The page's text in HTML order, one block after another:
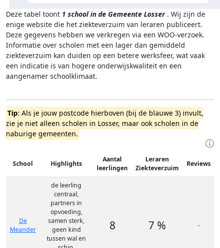
Deze tabel toont 1 school in de Gemeente Losser . Wij zijn de
enige website die het ziekteverzuim van leraren publiceert.
Deze gegevens hebben we verkregen via een WOO-verzoek.
Informatie over scholen met een lager dan gemiddeld
ziekteverzuim kan duiden op een betere werksfeer, wat vaak
een indicatie is van hogere onderwijskwaliteit en een
aangenamer schoolklimaat.
Tip: Als je jouw postcode hierboven (bij de blauwe 3) invult,
zie je niet alleen scholen in Losser, maar ook scholen in de
naburige gemeenten.
ⓘ
School Highlights
Aantal
leerlingen
Leraren
Ziekteverzuim
Reviews
De
Meander
de leerling
centraal,
partners in
opvoeding,
samen sterk,
geen kind
tussen wal en
8 7 % -